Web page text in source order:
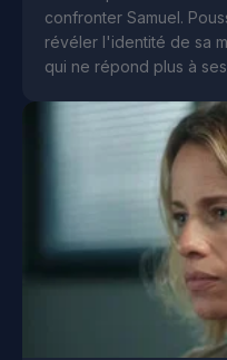
confronter Samuel.
révéler l'identité de sa
qui ne répond plus à